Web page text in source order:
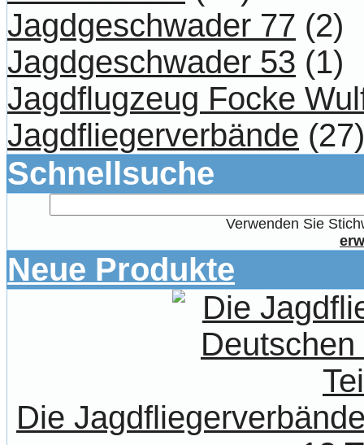
Jagdgeschwader 77 (2)
Jagdgeschwader 53 (1)
Jagdflugzeug Focke
Jagdfliegerverbände (27)
Schnellsuche
Verwenden Sie
Neue Produkte
Die